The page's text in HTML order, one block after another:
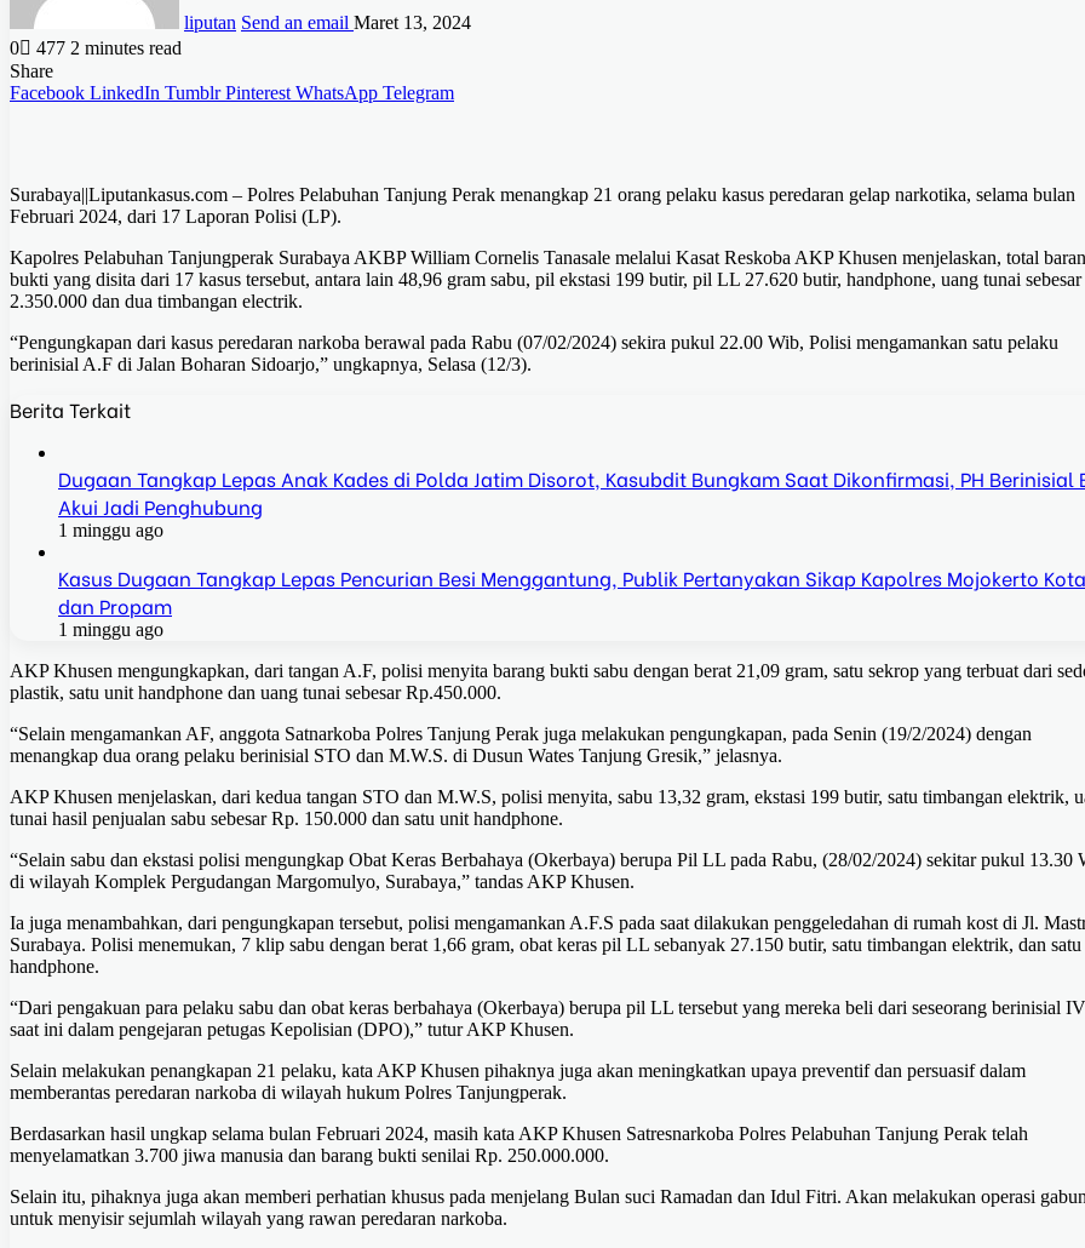
liputan Send an email Maret 13, 2024
0
477 2 minutes read
Share
Facebook LinkedIn Tumblr Pinterest WhatsApp Telegram
Surabaya||Liputankasus.com – Polres Pelabuhan Tanjung Perak menangkap 21 orang pelaku kasus peredaran gelap narkotika, selama bulan
Februari 2024, dari 17 Laporan Polisi (LP).
Kapolres Pelabuhan Tanjungperak Surabaya AKBP William Cornelis Tanasale melalui Kasat Reskoba AKP Khusen menjelaskan, total
bukti yang disita dari 17 kasus tersebut, antara lain 48,96 gram sabu, pil ekstasi 199 butir, pil LL 27.620 butir, handphone, uang tunai
2.350.000 dan dua timbangan electrik.
“Pengungkapan dari kasus peredaran narkoba berawal pada Rabu (07/02/2024) sekira pukul 22.00 Wib, Polisi mengamankan satu pelaku
berinisial A.F di Jalan Boharan Sidoarjo,” ungkapnya, Selasa (12/3).
Berita Terkait
Dugaan Tangkap Lepas Anak Kades di Polda Jatim Disorot, Kasubdit Bungkam Saat Dikonfirmasi, PH Berinisial
Akui Jadi Penghubung
1 minggu ago
Kasus Dugaan Tangkap Lepas Pencurian Besi Menggantung, Publik Pertanyakan Sikap Kapolres Mojokerto Kota
dan Propam
1 minggu ago
AKP Khusen mengungkapkan, dari tangan A.F, polisi menyita barang bukti sabu dengan berat 21,09 gram, satu sekrop yang terbuat dari
plastik, satu unit handphone dan uang tunai sebesar Rp.450.000.
“Selain mengamankan AF, anggota Satnarkoba Polres Tanjung Perak juga melakukan pengungkapan, pada Senin (19/2/2024) dengan
menangkap dua orang pelaku berinisial STO dan M.W.S. di Dusun Wates Tanjung Gresik,” jelasnya.
AKP Khusen menjelaskan, dari kedua tangan STO dan M.W.S, polisi menyita, sabu 13,32 gram, ekstasi 199 butir, satu timbangan elektrik,
tunai hasil penjualan sabu sebesar Rp. 150.000 dan satu unit handphone.
“Selain sabu dan ekstasi polisi mengungkap Obat Keras Berbahaya (Okerbaya) berupa Pil LL pada Rabu, (28/02/2024) sekitar pukul 13.30
di wilayah Komplek Pergudangan Margomulyo, Surabaya,” tandas AKP Khusen.
Ia juga menambahkan, dari pengungkapan tersebut, polisi mengamankan A.F.S pada saat dilakukan penggeledahan di rumah kost di Jl.
Surabaya. Polisi menemukan, 7 klip sabu dengan berat 1,66 gram, obat keras pil LL sebanyak 27.150 butir, satu timbangan elektrik, dan satu
handphone.
“Dari pengakuan para pelaku sabu dan obat keras berbahaya (Okerbaya) berupa pil LL tersebut yang mereka beli dari seseorang berinisial
saat ini dalam pengejaran petugas Kepolisian (DPO),” tutur AKP Khusen.
Selain melakukan penangkapan 21 pelaku, kata AKP Khusen pihaknya juga akan meningkatkan upaya preventif dan persuasif dalam
memberantas peredaran narkoba di wilayah hukum Polres Tanjungperak.
Berdasarkan hasil ungkap selama bulan Februari 2024, masih kata AKP Khusen Satresnarkoba Polres Pelabuhan Tanjung Perak telah
menyelamatkan 3.700 jiwa manusia dan barang bukti senilai Rp. 250.000.000.
Selain itu, pihaknya juga akan memberi perhatian khusus pada menjelang Bulan suci Ramadan dan Idul Fitri. Akan melakukan operasi
untuk menyisir sejumlah wilayah yang rawan peredaran narkoba.